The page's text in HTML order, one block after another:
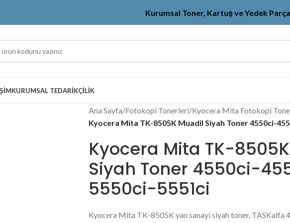
Kurumsal Toner, Kartuş ve Yedek
KURUMSAL TEDARIKÇILIK
Ana Sayfa/Fotokopi Tonerleri/Kyocera Mita Fotokopi
Kyocera Mita TK-8505K Muadil Siyah Toner 4550ci-
Kyocera Mita TK-
Siyah Toner 4550ci-
5550ci-5551ci
Kyocera Mita TK-8505K yan sanayi siyah toner, TASKalfa